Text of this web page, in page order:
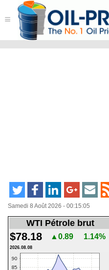
≡
Samedi 8 Août 2026 - 00:15:05
WTI Pétrole brut
$78.18 ▲0.89 1.14%
2026.08.08